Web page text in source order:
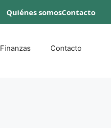
Quiénes somosContacto
Finanzas Contacto